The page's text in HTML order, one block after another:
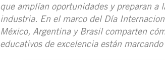
que amplían oportunidades y preparan a
industria. En el marco del Día
México, Argentina y Brasil comparten
educativos de excelencia están